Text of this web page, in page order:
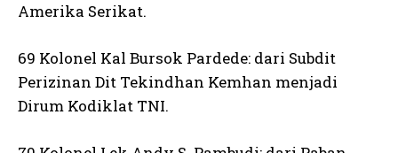
Amerika Serikat.
69 Kolonel Kal Bursok Pardede: dari Subdit
Perizinan Dit Tekindhan Kemhan menjadi
Dirum Kodiklat TNI.